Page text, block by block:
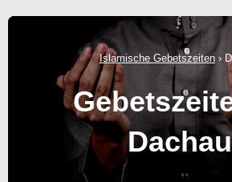
Islamische Gebetszeiten ›
Dachau